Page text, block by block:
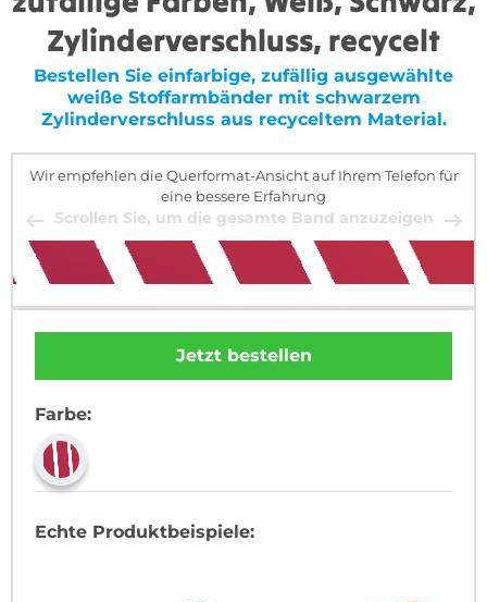
Zylinderverschluss, recycelt
Bestellen Sie einfarbige, zufällig ausgewählte
weiße Stoffarmbänder mit schwarzem
Zylinderverschluss aus recyceltem Material.
Wir empfehlen die Querformat-Ansicht auf Ihrem Telefon für
eine bessere Erfahrung
Scrollen Sie, um die gesamte Band anzuzeigen
Jetzt bestellen
Farbe:
Echte Produktbeispiele: